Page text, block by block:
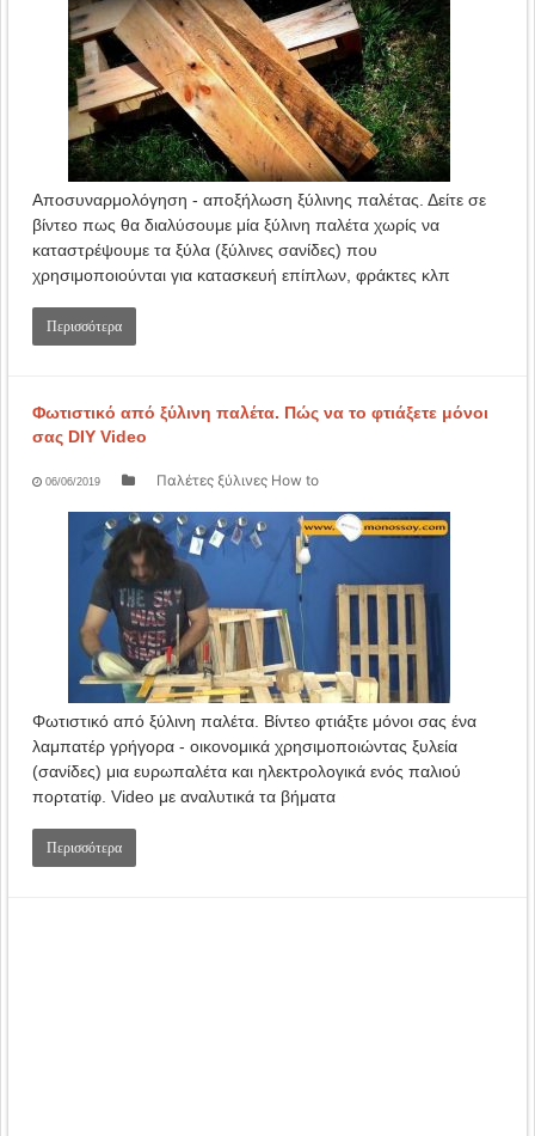
Αποσυναρμολόγηση - αποξήλωση ξύλινης παλέτας. Δείτε σε
βίντεο πως θα διαλύσουμε μία ξύλινη παλέτα χωρίς να
καταστρέψουμε τα ξύλα (ξύλινες σανίδες) που
χρησιμοποιούνται για κατασκευή επίπλων, φράκτες κλπ
Περισσότερα
Φωτιστικό από ξύλινη παλέτα. Πώς να το φτιάξετε μόνοι
σας DIY Video
06/06/2019 Παλέτες ξύλινες How to
Φωτιστικό από ξύλινη παλέτα. Βίντεο φτιάξτε μόνοι σας ένα
λαμπατέρ γρήγορα - οικονομικά χρησιμοποιώντας ξυλεία
(σανίδες) μια ευρωπαλέτα και ηλεκτρολογικά ενός παλιού
πορτατίφ. Video με αναλυτικά τα βήματα
Περισσότερα